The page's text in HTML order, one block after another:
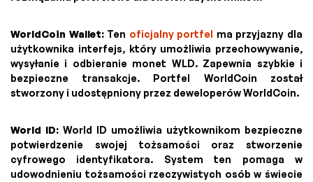
WorldCoin Wallet: Ten oficjalny portfel ma przyjazny dla
użytkownika interfejs, który umożliwia przechowywanie,
wysyłanie i odbieranie monet WLD. Zapewnia szybkie i
bezpieczne transakcje. Portfel WorldCoin został
stworzony i udostępniony przez deweloperów WorldCoin.
World ID: World ID umożliwia użytkownikom bezpieczne
potwierdzenie swojej tożsamości oraz stworzenie
cyfrowego identyfikatora. System ten pomaga w
udowodnieniu tożsamości rzeczywistych osób w świecie